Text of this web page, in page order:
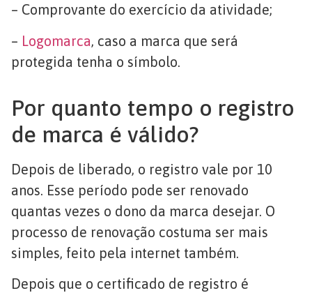
– Comprovante do exercício da atividade;
– Logomarca, caso a marca que será
protegida tenha o símbolo.
Por quanto tempo o registro
de marca é válido?
Depois de liberado, o registro vale por 10
anos. Esse período pode ser renovado
quantas vezes o dono da marca desejar. O
processo de renovação costuma ser mais
simples, feito pela internet também.
Depois que o certificado de registro é